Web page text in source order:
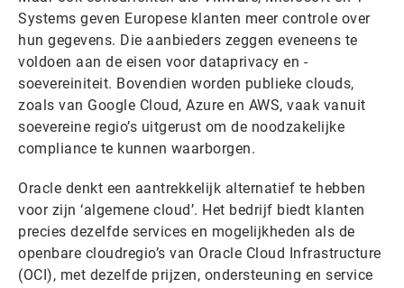
Systems geven Europese klanten meer controle over
hun gegevens. Die aanbieders zeggen eveneens te
voldoen aan de eisen voor dataprivacy en -
soevereiniteit. Bovendien worden publieke clouds,
zoals van Google Cloud, Azure en AWS, vaak vanuit
soevereine regio’s uitgerust om de noodzakelijke
compliance te kunnen waarborgen.
Oracle denkt een aantrekkelijk alternatief te hebben
voor zijn ‘algemene cloud’. Het bedrijf biedt klanten
precies dezelfde services en mogelijkheden als de
openbare cloudregio’s van Oracle Cloud Infrastructure
(OCI), met dezelfde prijzen, ondersteuning en service